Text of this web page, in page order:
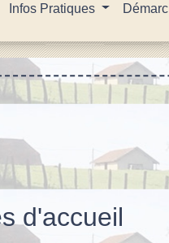
Infos Pratiques
d'accueil